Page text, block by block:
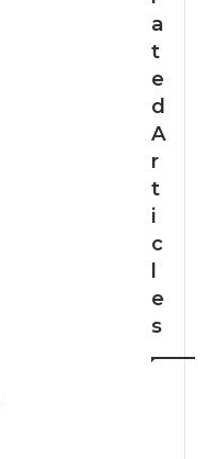
a
t
e
d
A
r
t
i
c
e
s